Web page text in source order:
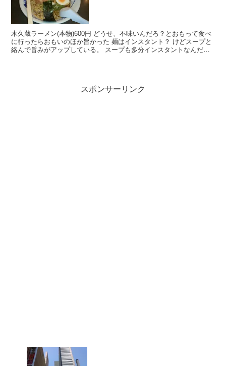
木久蔵ラーメン(本物)600円 どうせ、不味いんだろ？とおもって食べ
に行ったらおもいのほか旨かった 麺はインスタント？ けどスープと
絡んで旨みがアップしている。 スープも多分インスタントなんだけ
スポンサーリンク